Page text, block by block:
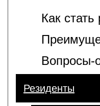
Как
Вопросы-
Резиденты